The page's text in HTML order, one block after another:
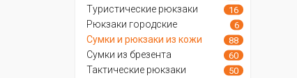
Туристические рюкзаки 16
Рюкзаки городские 6
Сумки и рюкзаки из кожи 88
Сумки из брезента 60
Тактические рюкзаки 50